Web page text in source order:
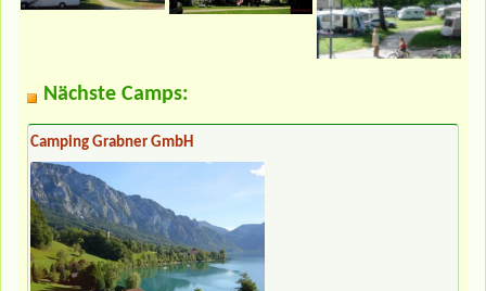
Nächste Camps:
Camping Grabner GmbH